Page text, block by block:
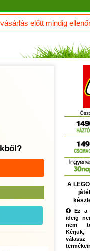
előtt mindig
A
Ez a
ideig
nem